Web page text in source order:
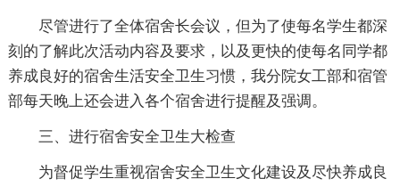
尽管进行了全体宿舍长会议，但为了使每名学生都深
刻的了解此次活动内容及要求，以及更快的使每名同学都
养成良好的宿舍生活安全卫生习惯，我分院女工部和宿管
部每天晚上还会进入各个宿舍进行提醒及强调。
三、进行宿舍安全卫生大检查
为督促学生重视宿舍安全卫生文化建设及尽快养成良